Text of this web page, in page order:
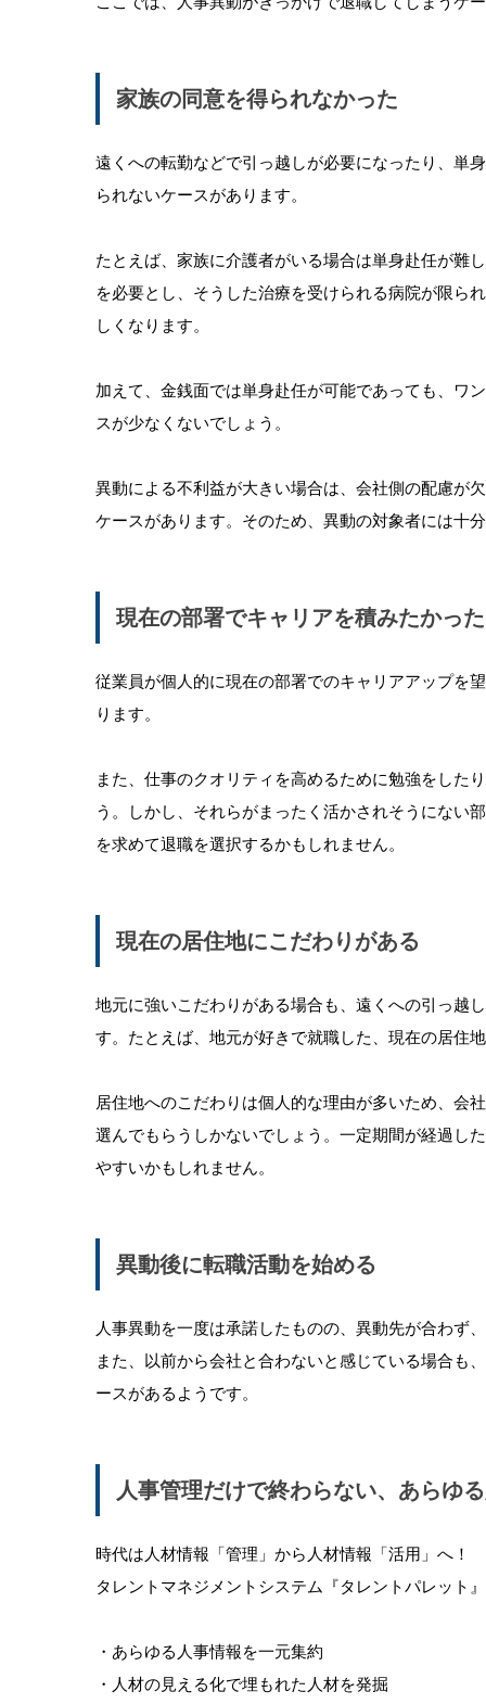
家族の同意を得られなかった
遠くへの転勤などで引っ越しが必要になったり、単
られないケースがあります。
たとえば、家族に介護者がいる場合は単身赴任が難
を必要とし、そうした治療を受けられる病院が限ら
しくなります。
加えて、金銭面では単身赴任が可能であっても、ワ
スが少なくないでしょう。
異動による不利益が大きい場合は、会社側の配慮が
ケースがあります。そのため、異動の対象者には十
現在の部署でキャリアを積みたかった
従業員が個人的に現在の部署でのキャリアアップを
ります。
また、仕事のクオリティを高めるために勉強をした
う。しかし、それらがまったく活かされそうにない
を求めて退職を選択するかもしれません。
現在の居住地にこだわりがある
地元に強いこだわりがある場合も、遠くへの引っ越
す。たとえば、地元が好きで就職した、現在の居住
居住地へのこだわりは個人的な理由が多いため、会
選んでもらうしかないでしょう。一定期間が経過し
やすいかもしれません。
異動後に転職活動を始める
人事異動を一度は承諾したものの、異動先が合わず
また、以前から会社と合わないと感じている場合も
ースがあるようです。
人事管理だけで終わらない、あらゆ
時代は人材情報「管理」から人材情報「活用」へ！
タレントマネジメントシステム『タレントパレット
・あらゆる人事情報を一元集約
・人材の見える化で埋もれた人材を発掘